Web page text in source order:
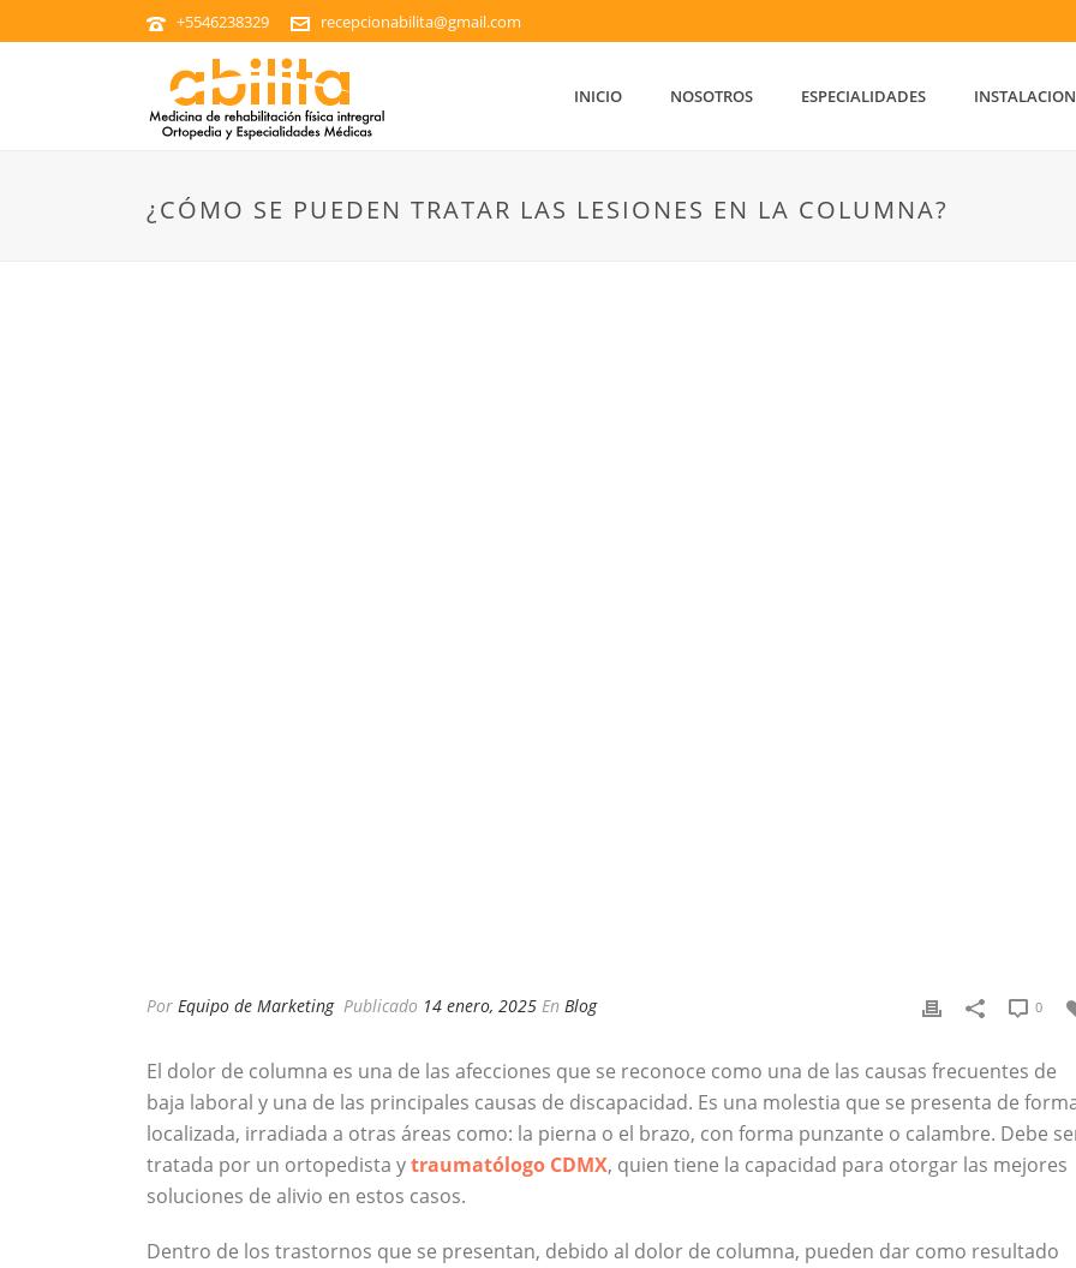
+5546238329 recepcionabilita@gmail.com
INICIO NOSOTROS ESPECIALIDADES
¿CÓMO SE PUEDEN TRATAR LAS LESIONES EN LA COLUMNA?
Por Equipo de Marketing Publicado 14 enero, 2025 En Blog 0
El dolor de columna es una de las afecciones que se reconoce como una de las causas frecuentes de
baja laboral y una de las principales causas de discapacidad. Es una molestia que se presenta de
localizada, irradiada a otras áreas como: la pierna o el brazo, con forma punzante o calambre. Debe
tratada por un ortopedista ytraumatólogo CDMX, quien tiene la capacidad para otorgar las mejores
soluciones de alivio en estos casos.
Dentro de los trastornos que se presentan, debido al dolor de columna, pueden dar como resultado